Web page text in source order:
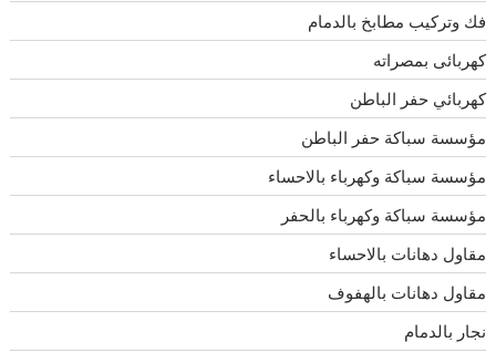
فك وتركيب مطابخ بالدمام
كهربائى بمصراته
كهربائي حفر الباطن
مؤسسة سباكة حفر الباطن
مؤسسة سباكة وكهرباء بالاحساء
مؤسسة سباكة وكهرباء بالحفر
مقاول دهانات بالاحساء
مقاول دهانات بالهفوف
نجار بالدمام